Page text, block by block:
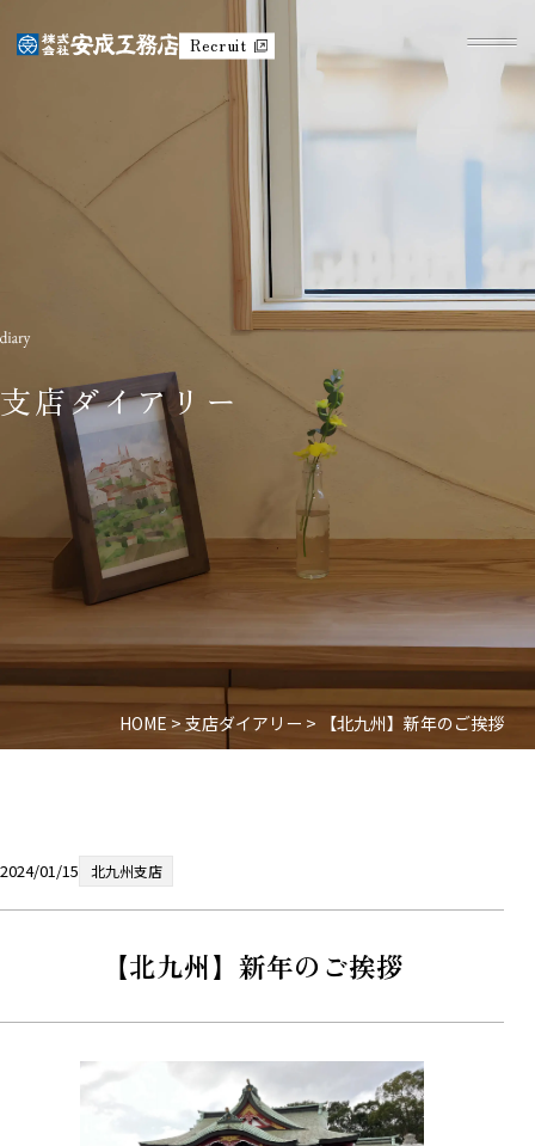
Recruit
支店ダイアリー
HOME >支店ダイアリー > 【北九州】新年のご挨拶
2024/01/15 北九州支店
【北九州】新年のご挨拶